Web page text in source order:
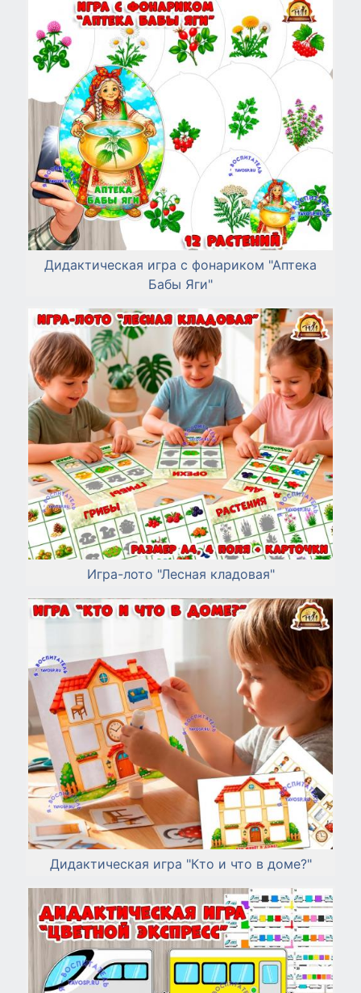
Дидактическая игра с фонариком "Аптека
Бабы Яги"
Игра-лото "Лесная кладовая"
Дидактическая игра "Кто и что в доме?"